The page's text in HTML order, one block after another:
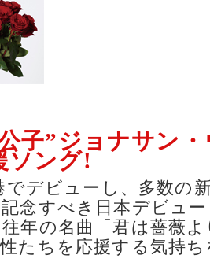
子”ジョナサン
ソング!
デビューし、多数の
念すべき日本デビュ
年の名曲「君は薔薇
たちを応援する気持